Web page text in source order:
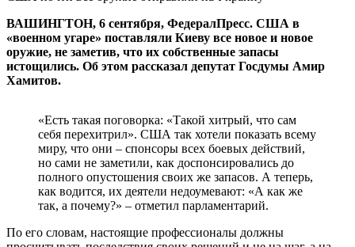
ВАШИНГТОН, 6 сентября, ФедералПресс. США в
«военном угаре» поставляли Киеву все новое и новое
оружие, не заметив, что их собственные запасы
истощились. Об этом рассказал депутат Госдумы Амир
Хамитов.
«Есть такая поговорка: «Такой хитрый, что сам
себя перехитрил». США так хотели показать всему
миру, что они – спонсоры всех боевых действий,
но сами не заметили, как доспонсировались до
полного опустошения своих же запасов. А теперь,
как водится, их деятели недоумевают: «А как же
так, а почему?» – отметил парламентарий.
По его словам, настоящие профессионалы должны